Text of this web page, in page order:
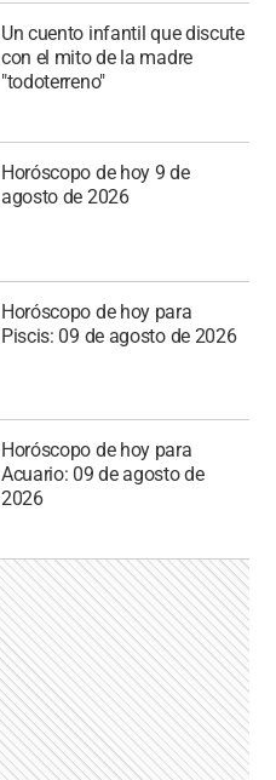
Un cuento infantil que discute
con el mito de la madre
"todoterreno"
Horóscopo de hoy 9 de
agosto de 2026
Horóscopo de hoy para
Piscis: 09 de agosto de 2026
Horóscopo de hoy para
Acuario: 09 de agosto de
2026